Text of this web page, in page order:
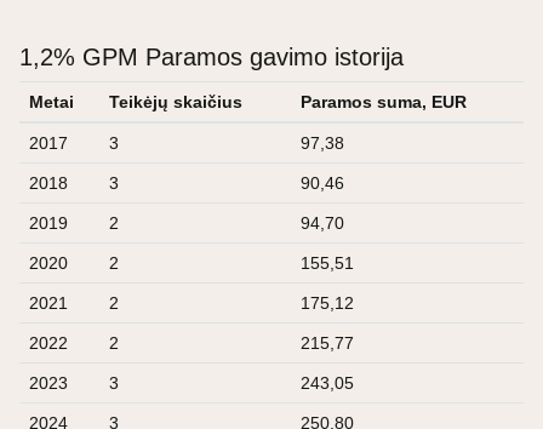
1,2% GPM Paramos gavimo istorija
Metai Teikėjų skaičius Paramos suma, EUR
2017 3 97,38
2018 3 90,46
2019 2 94,70
2020 2 155,51
2021 2 175,12
2022 2 215,77
2023 3 243,05
2024 3 250,80